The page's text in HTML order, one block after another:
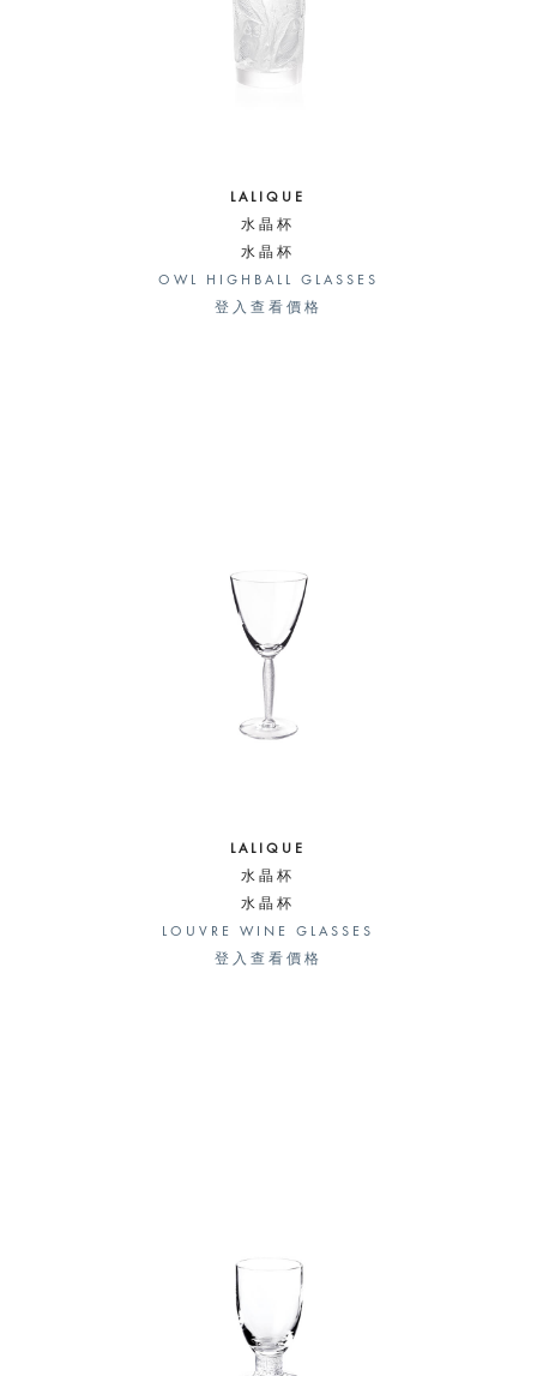
LALIQUE
水晶杯
水晶杯
OWL HIGHBALL GLASSES
登入查看價格
LALIQUE
水晶杯
水晶杯
LOUVRE WINE GLASSES
登入查看價格